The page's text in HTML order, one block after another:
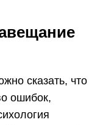
сказать, что
ошибок,